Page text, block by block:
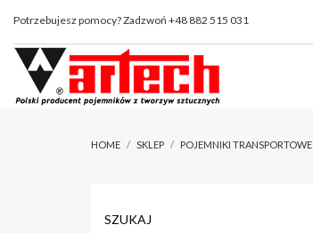
Potrzebujesz pomocy? Zadzwoń +48 882 515 031
HOME SKLEP POJEMNIKI TRANSPORTOWE
SZUKAJ